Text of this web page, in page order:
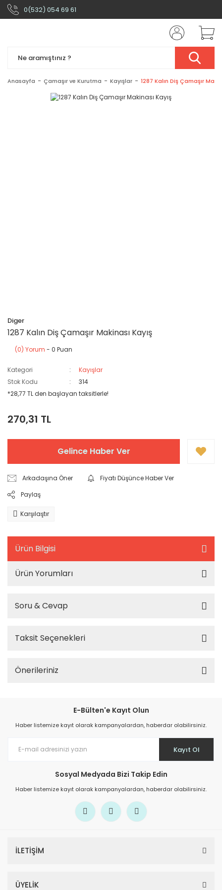
0(532) 054 69 61
Anasayfa Çamaşır ve Kurutma Kayışlar 1287 Kalın Diş Çamaşır
Diger
1287 Kalın Diş Çamaşır Makinası Kayış
(0) Yorum - 0 Puan
Kategori
Kayışlar
Stok Kodu
314
*28,77 TL den başlayan taksitlerle!
270,31 TL
Gelince Haber Ver
Arkadaşına Öner
Fiyatı Düşünce Haber Ver
Paylaş
Karşılaştır
Ürün Bilgisi
Ürün Yorumları
Soru & Cevap
Taksit Seçenekleri
Önerileriniz
E-Bülten'e Kayıt Olun
Haber listemize kayıt olarak kampanyalardan, haberdar olabilirsiniz.
Kayıt Ol
Sosyal Medyada Bizi Takip Edin
Haber listemize kayıt olarak kampanyalardan, haberdar olabilirsiniz.
İLETİŞİM
ÜYELİK